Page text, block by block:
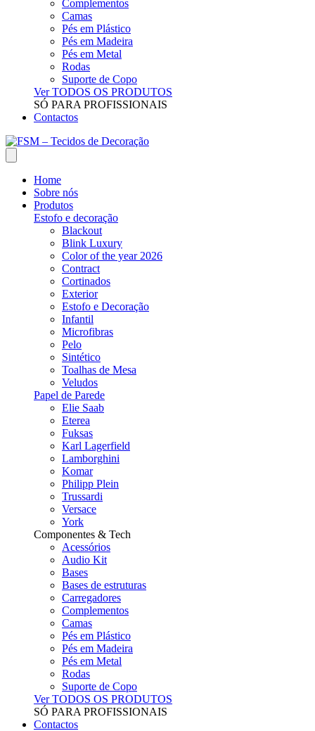
Complementos
Camas
Pés em Plástico
Pés em Madeira
Pés em Metal
Rodas
Suporte de Copo
Ver TODOS OS PRODUTOS
SÓ PARA PROFISSIONAIS
Contactos
Home
Sobre nós
Produtos
Estofo e decoração
Blackout
Blink Luxury
Color of the year 2026
Contract
Cortinados
Exterior
Estofo e Decoração
Infantil
Microfibras
Pelo
Sintético
Toalhas de Mesa
Veludos
Papel de Parede
Elie Saab
Eterea
Fuksas
Karl Lagerfield
Lamborghini
Komar
Philipp Plein
Trussardi
Versace
York
Componentes & Tech
Acessórios
Audio Kit
Bases
Bases de estruturas
Carregadores
Complementos
Camas
Pés em Plástico
Pés em Madeira
Pés em Metal
Rodas
Suporte de Copo
Ver TODOS OS PRODUTOS
SÓ PARA PROFISSIONAIS
Contactos